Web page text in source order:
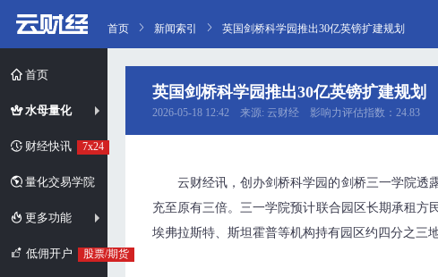
首页
水母量化
财经快讯 7x24
量化交易学院
更多功能
低佣开户 股票/期货
首页 新闻索引 英国剑桥科学园推出30亿英镑扩建规划
英国剑桥科学园推出30亿英镑扩建规划
2026-05-18 12:42 来源: 云财经 影响力评估指数：24.83
云财经讯，创办剑桥科学园的剑桥三一学院透
充至原有三倍。三一学院预计联合园区长期承租方
埃弗拉斯特、斯坦霍普等机构持有园区约四分之三